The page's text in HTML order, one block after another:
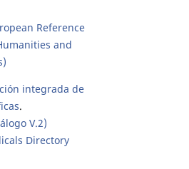
Reference
and
integrada de
.
V.2)
Directory